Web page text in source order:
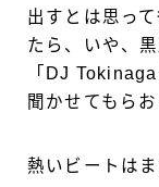
出すとは思っ
たら、いや、
「DJ
聞かせてもら
熱いビートは